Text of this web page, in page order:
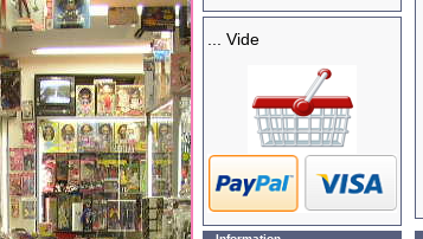
... Vide